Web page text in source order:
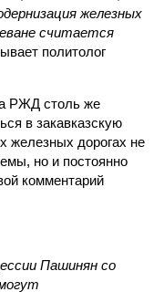
железных
считается
политолог
РЖД столь же
в закавказскую
железных дорогах не
но и постоянно
комментарий
Пашинян со